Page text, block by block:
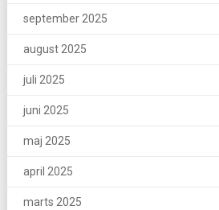
september 2025
august 2025
juli 2025
juni 2025
maj 2025
april 2025
marts 2025